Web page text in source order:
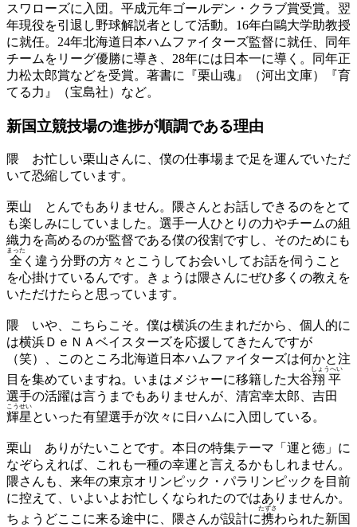
スワローズに入団。平成元年ゴールデン・クラブ賞受賞。翌
年現役を引退し野球解説者として活動。16年白鷗大学助教授
に就任。24年北海道日本ハムファイターズ監督に就任、同年
チームをリーグ優勝に導き、28年には日本一に導く。同年正
力松太郎賞などを受賞。著書に『栗山魂』（河出文庫）『育
てる力』（宝島社）など。
新国立競技場の進捗が順調である理由
隈 お忙しい栗山さんに、僕の仕事場まで足を運んでいただ
いて恐縮しています。
栗山 とんでもありません。隈さんとお話しできるのをとて
も楽しみにしていました。選手一人ひとりの力やチームの組
織力を高めるのが監督である僕の役割ですし、そのためにも
全
まった
く違う分野の方々とこうしてお会いしてお話を伺うこと
を心掛けているんです。きょうは隈さんにぜひ多くの教えを
いただけたらと思っています。
隈 いや、こちらこそ。僕は横浜の生まれだから、個人的に
は横浜ＤｅＮＡベイスターズを応援してきたんですが
（笑）、このところ北海道日本ハムファイターズは何かと注
目を集めていますね。いまはメジャーに移籍した大谷翔平
しょうへい
選手の活躍は言うまでもありませんが、清宮幸太郎、吉田
輝星
こうせい
といった有望選手が次々に日ハムに入団している。
栗山 ありがたいことです。本日の特集テーマ「運と徳」に
なぞらえれば、これも一種の幸運と言えるかもしれません。
隈さんも、来年の東京オリンピック・パラリンピックを目前
に控えて、いよいよお忙しくなられたのではありませんか。
ちょうどここに来る途中に、隈さんが設計に携
たずさ
わられた新国